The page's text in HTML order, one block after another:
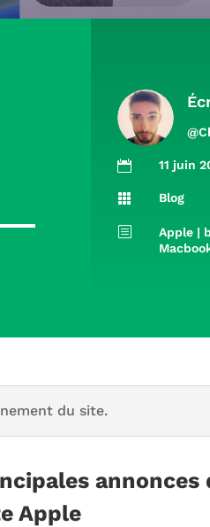
 11 juin
 Blog
b Apple |
du site.
annonces
Apple